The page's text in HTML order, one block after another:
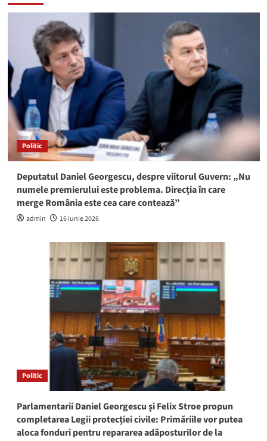
Politic
Deputatul Daniel Georgescu, despre viitorul Guvern: „Nu
numele premierului este problema. Direcția în care
merge România este cea care contează”
admin 16 iunie 2026
Politic
Parlamentarii Daniel Georgescu și Felix Stroe propun
completarea Legii protecției civile: Primăriile vor putea
aloca fonduri pentru repararea adăposturilor de la